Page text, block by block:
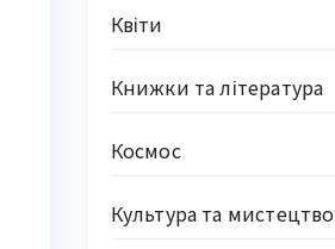
Квіти
Книжки та література
Космос
Культура та мистецтво